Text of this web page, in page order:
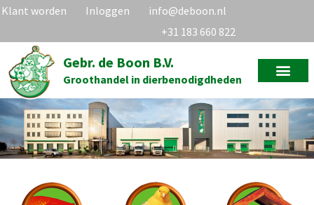
Klant worden Inloggen
info@deboon.nl
+31 183 660 822
Gebr. de Boon B.V.
Groothandel in dierbenodigdheden